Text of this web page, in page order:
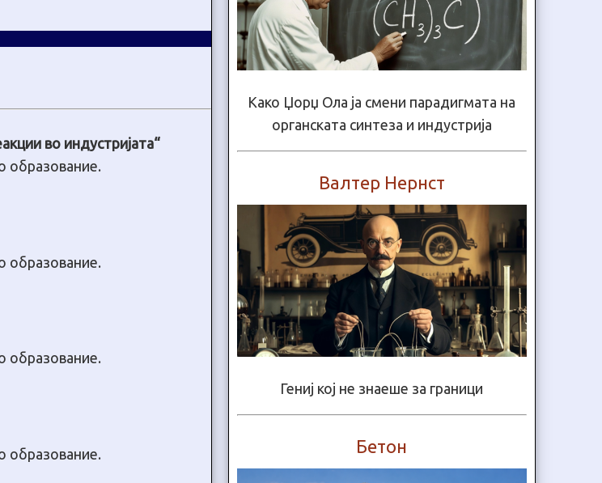
во индустријата“
образование.
образование.
образование.
образование.
Како Џорџ Ола ја смени парадигмата на
органската синтеза и индустрија
Валтер Нернст
Гениј кој не знаеше за граници
Бетон